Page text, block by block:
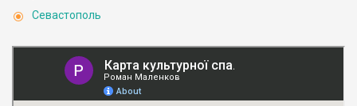
Севастополь